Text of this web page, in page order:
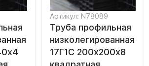
Артикул: N78089
Труба профильная
низколегированная
17Г1С 200х200х8